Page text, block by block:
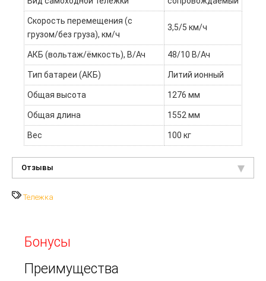
Скорость перемещения (с
грузом/без груза), км/ч
3,5/5 км/ч
АКБ (вольтаж/ёмкость), В/Ач 48/10 В/Ач
Тип батареи (АКБ) Литий ионный
Общая высота 1276 мм
Общая длина 1552 мм
Вес 100 кг
Отзывы
Тележка
Бонусы
Преимущества